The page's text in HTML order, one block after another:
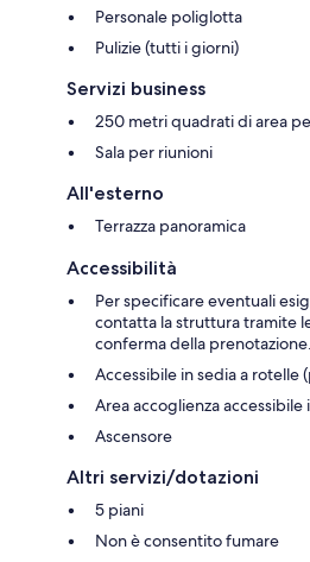
Personale poliglotta
Pulizie (tutti i giorni)
Servizi business
250 metri quadrati di area
Sala per riunioni
All'esterno
Terrazza panoramica
Accessibilità
Per specificare eventuali
contatta la struttura tramite
conferma della prenotazione.
Accessibile in sedia a rotelle
Area accoglienza accessibile
Ascensore
Altri servizi/dotazioni
5 piani
Non è consentito fumare